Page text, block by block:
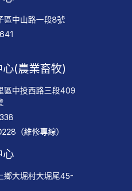
區中山路一段8號
(農業畜牧)
區中投西路三段409
（維修專線）
心
鄉大堀村大堀尾45-